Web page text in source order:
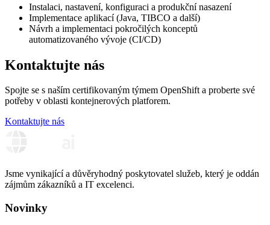
Instalaci, nastavení, konfiguraci a produkční nasazení
Implementace aplikací (Java, TIBCO a další)
Návrh a implementaci pokročilých konceptů
automatizovaného vývoje (CI/CD)
Kontaktujte nás
Spojte se s naším certifikovaným týmem OpenShift a proberte své
potřeby v oblasti kontejnerových platforem.
Kontaktujte nás
Jsme vynikající a důvěryhodný poskytovatel služeb, který je oddán
zájmům zákazníků a IT excelenci.
Novinky